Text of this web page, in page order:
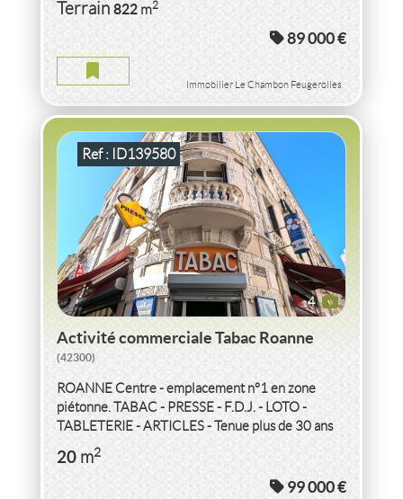
Terrain822m2
89 000 €
Immobilier Le Chambon Feugerolles
4
Ref : ID139580
ROANNE(42300)
ACTIVITÉ COMMERCIALE TABAC ROANNE
20m2
Activité commerciale Tabac Roanne
(42300)
ROANNE Centre - emplacement n°1 en zone
piétonne. TABAC - PRESSE - F.D.J. - LOTO -
TABLETERIE - ARTICLES - Tenue plus de 30 ans
et vendue cause retraite. Actuellement...
20m2
99 000 €